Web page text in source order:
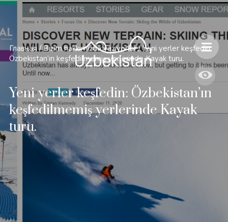
Главная / Bizim hakkımızda yazıyorlar / Yeni yerler keşfedin:
Özbekistan’ın keşfedilmemiş yerlerinde Kayak turu.
Yeni yerler keşfedin: Özbekistan’ın
keşfedilmemiş yerlerinde Kayak
turu.